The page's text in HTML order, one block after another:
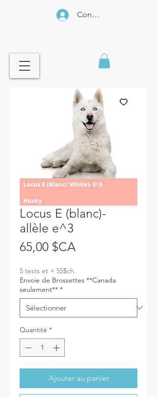
Connexion
Locus E (blanc)-
allèle e^3
65,00 $CA
5 tests et + 55$ch.
Envoie de Brossettes **Canada
seulement** *
Quantité *
Ajouter au panier